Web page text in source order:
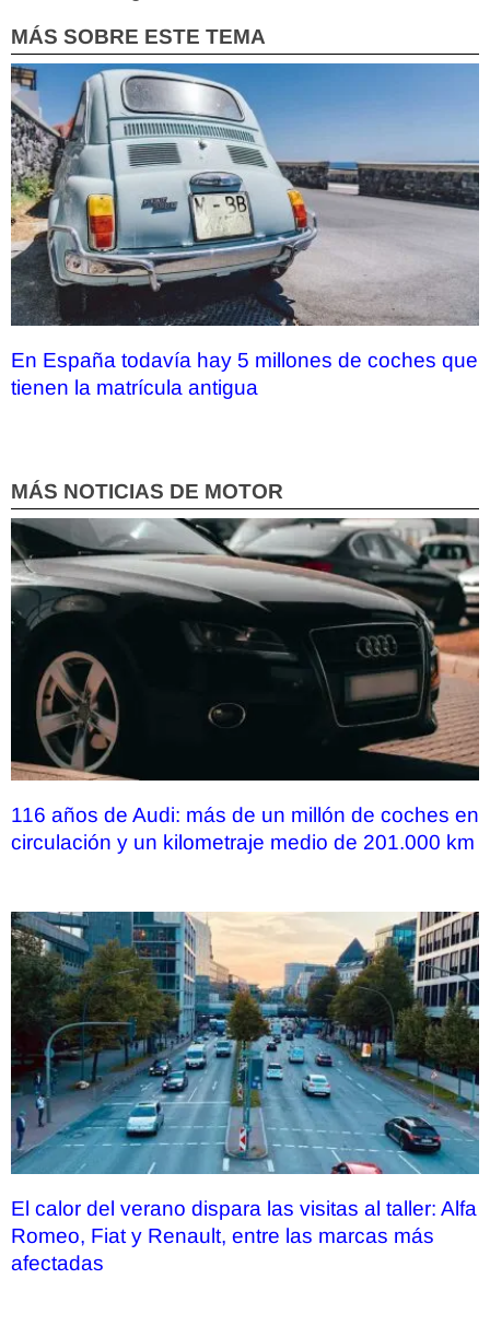
MÁS SOBRE ESTE TEMA
En España todavía hay 5 millones de coches que
tienen la matrícula antigua
MÁS NOTICIAS DE MOTOR
116 años de Audi: más de un millón de coches en
circulación y un kilometraje medio de 201.000 km
El calor del verano dispara las visitas al taller: Alfa
Romeo, Fiat y Renault, entre las marcas más
afectadas